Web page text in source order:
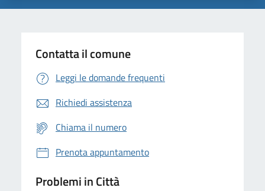
Contatta il comune
Leggi le domande frequenti
Richiedi assistenza
Chiama il numero
Prenota appuntamento
Problemi in Città